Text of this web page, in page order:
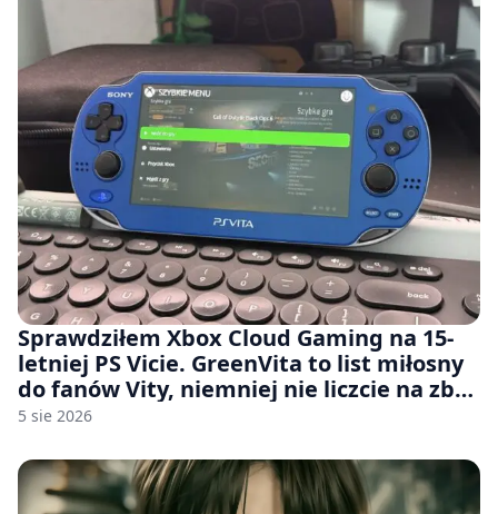
Sprawdziłem Xbox Cloud Gaming na 15-
letniej PS Vicie. GreenVita to list miłosny
do fanów Vity, niemniej nie liczcie na zbyt
wiele [FELIETON]
5 sie 2026